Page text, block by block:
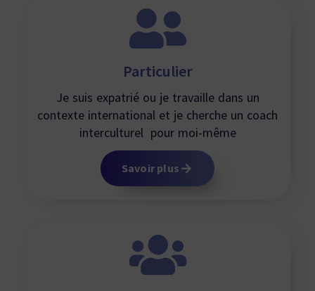
Particulier
Je suis expatrié ou je travaille dans un
contexte international et je cherche un coach
interculturel pour moi-même
Savoir plus